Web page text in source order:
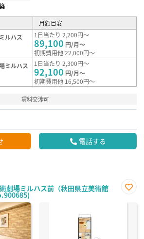
月額目安
ルハス
1日当たり 2,200円～
89,100 円/月～
初期費用他 22,000円～
ミルハス
1日当たり 2,300円～
92,100 円/月～
初期費用他 16,500円～
賃料交渉可
電話する
劇場ミルハス前（秋田県立美術館
に入